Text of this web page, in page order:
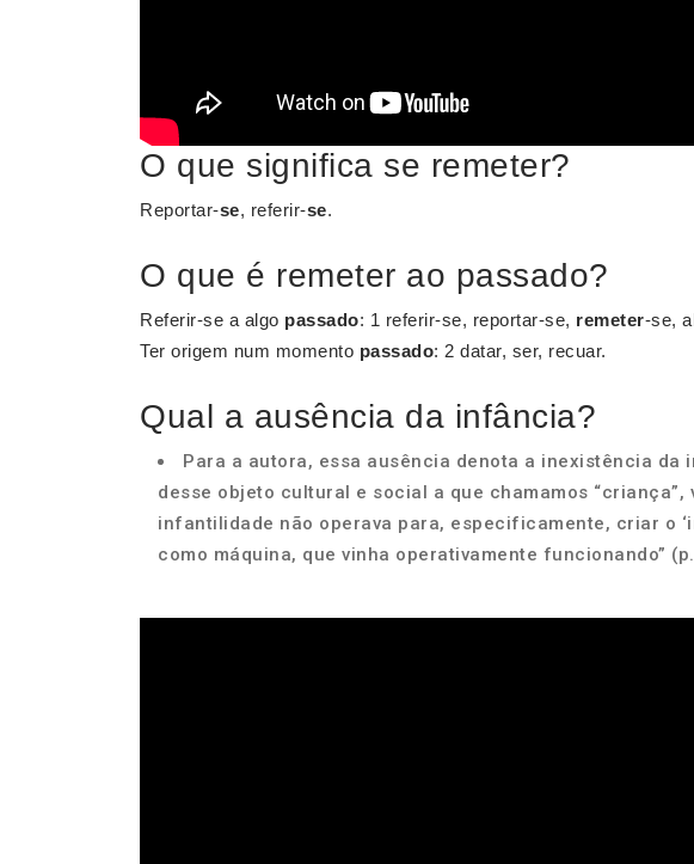
O que significa se remeter?
Reportar-se, referir-se.
O que é remeter ao passado?
Referir-se a algo passado: 1 referir-se, reportar-se, remeter-se,
Ter origem num momento passado: 2 datar, ser, recuar.
Qual a ausência da infância?
Para a autora, essa ausência denota a inexistência da
desse objeto cultural e social a que chamamos “criança”,
infantilidade não operava para, especificamente, criar o
como máquina, que vinha operativamente funcionando”